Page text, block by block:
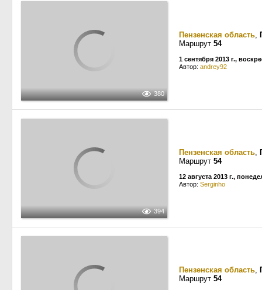
380
Пензенская область,
Маршрут 54
1 сентября 2013 г.,
Автор: andrey92
394
Пензенская область,
Маршрут 54
12 августа 2013 г.,
Автор: Serginho
Пензенская область,
Маршрут 54